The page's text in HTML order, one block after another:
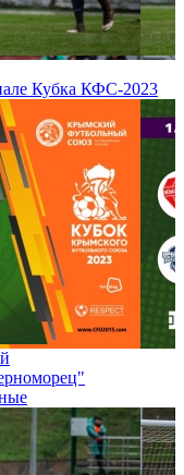
Кубка КФС-2023